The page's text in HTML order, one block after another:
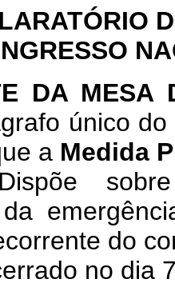
DA MESA
único
a Medida
do
no dia